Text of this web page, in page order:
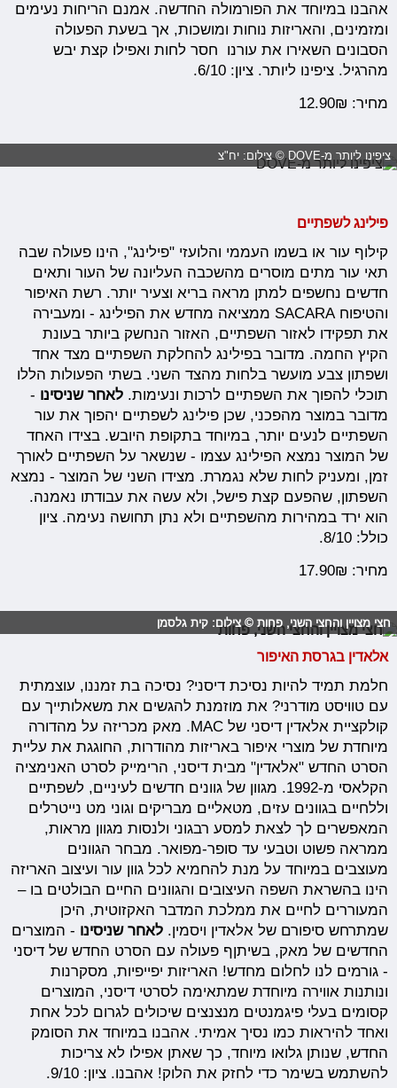
אהבנו במיוחד את הפורמולה החדשה. אמנם הריחות נעימים
ומזמינים, והאריזות נוחות ומושכות, אך בשעת הפעולה
הסבונים השאירו את עורנו חסר לחות ואפילו קצת יבש
מהרגיל. ציפינו ליותר. ציון: 6/10.
מחיר: 12.90₪
ציפינו ליותר מ-DOVE © צילום: יח"צ
פילינג לשפתיים
קילוף עור או בשמו העממי והלועזי "פילינג", הינו פעולה שבה
תאי עור מתים מוסרים מהשכבה העליונה של העור ותאים
חדשים נחשפים למתן מראה בריא וצעיר יותר. רשת האיפור
והטיפוח SACARA ממציאה מחדש את הפילינג - ומעבירה
את תפקידו לאזור השפתיים, האזור הנחשק ביותר בעונת
הקיץ החמה. מדובר בפילינג להחלקת השפתיים מצד אחד
ושפתון צבע מועשר בלחות מהצד השני. בשתי הפעולות הללו
תוכלי להפוך את השפתיים לרכות ונעימות.לאחר שניסינו -
מדובר במוצר מהפכני, שכן פילינג לשפתיים יהפוך את עור
השפתיים לנעים יותר, במיוחד בתקופת היובש. בצידו האחד
של המוצר נמצא הפילינג עצמו - שנשאר על השפתיים לאורך
זמן, ומעניק לחות שלא נגמרת. מצידו השני של המוצר - נמצא
השפתון, שהפעם קצת פישל, ולא עשה את עבודתו נאמנה.
הוא ירד במהירות מהשפתיים ולא נתן תחושה נעימה. ציון
כולל: 8/10.
מחיר: 17.90₪
חצי מצויין והחצי השני, פחות © צילום: קית גלסמן
אלאדין בגרסת האיפור
חלמת תמיד להיות נסיכת דיסני? נסיכה בת זמננו, עוצמתית
עם טוויסט מודרני? את מוזמנת להגשים את משאלותייך עם
קולקציית אלאדין דיסני של MAC. מאק מכריזה על מהדורה
מיוחדת של מוצרי איפור באריזות מהודרות, החוגגת את עליית
הסרט החדש "אלאדין" מבית דיסני, הרימייק לסרט האנימציה
הקלאסי מ-1992. מגוון של גוונים חדשים לעיניים, לשפתיים
וללחיים בגוונים עזים, מטאליים מבריקים וגוני מט נייטרלים
המאפשרים לך לצאת למסע רבגוני ולנסות מגוון מראות,
ממראה פשוט וטבעי עד סופר-מפואר. מבחר הגוונים
מעוצבים במיוחד על מנת להחמיא לכל גוון עור ועיצוב האריזה
הינו בהשראת השפה העיצובים והגוונים החיים הבולטים בו –
המעוררים לחיים את ממלכת המדבר האקזוטית, היכן
שמתרחש סיפורם של אלאדין ויסמין.לאחר שניסינו - המוצרים
החדשים של מאק, בשיתןף פעולה עם הסרט החדש של דיסני
- גורמים לנו לחלום מחדש! האריזות יפייפיות, מסקרנות
ונותנות אווירה מיוחדת שמתאימה לסרטי דיסני, המוצרים
קסומים בעלי פיגמנטים מנצנצים שיכולים לגרום לכל אחת
ואחד להיראות כמו נסיך אמיתי. אהבנו במיוחד את הסומק
החדש, שנותן גלואו מיוחד, כך שאתן אפילו לא צריכות
להשתמש בשימר כדי לחזק את הלוק! אהבנו. ציון: 9/10.